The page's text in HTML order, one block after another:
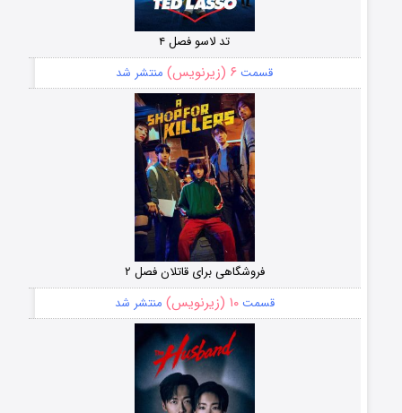
تد لاسو فصل ۴
قسمت ۶ (زیرنویس) منتشر شد
فروشگاهی برای قاتلان فصل ۲
قسمت۱۰ (زیرنویس) منتشر شد